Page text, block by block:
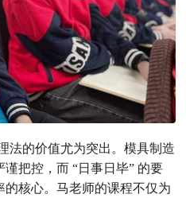
法的价值尤为突出。模具制造
把控，而 “日事日毕” 的要
核心。马老师的课程不仅为